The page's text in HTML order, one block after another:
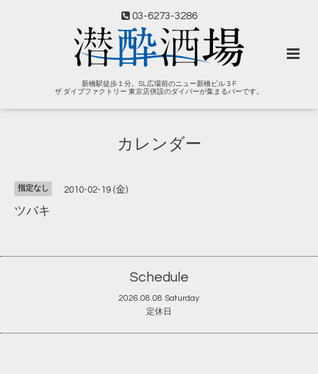
03-6273-3286
新橋駅徒歩１分。SL広場前のニュー新橋ビル３F
ザ ダイブファクトリー 東京店併設のダイバーが集まるバーです。
カレンダー
指定なし 2010-02-19 (金)
ツバキ
Schedule
2026.08.08 Saturday
定休日